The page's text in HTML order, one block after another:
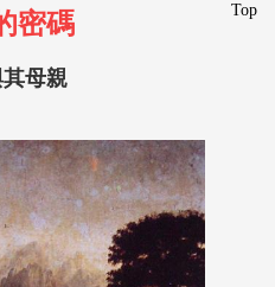
Top
密碼
母親